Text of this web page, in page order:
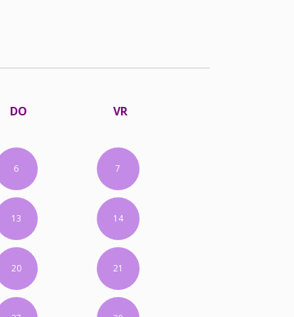
DO VR
6 7
13 14
20 21